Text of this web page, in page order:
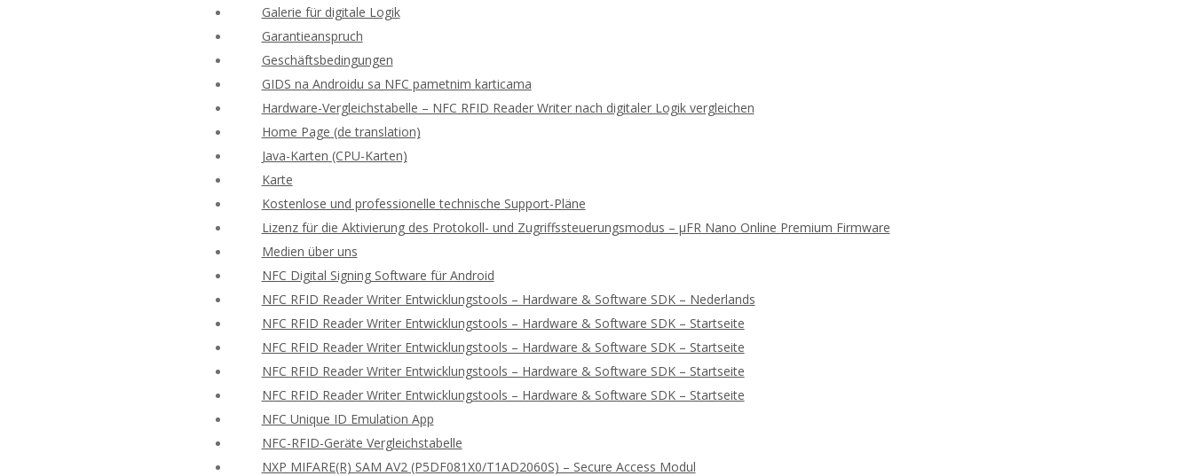
Galerie für digitale Logik
Garantieanspruch
Geschäftsbedingungen
GIDS na Androidu sa NFC pametnim karticama
Hardware-Vergleichstabelle – NFC RFID Reader Writer nach digitaler Logik vergleichen
Home Page (de translation)
Java-Karten (CPU-Karten)
Karte
Kostenlose und professionelle technische Support-Pläne
Lizenz für die Aktivierung des Protokoll- und Zugriffssteuerungsmodus – μFR Nano Online Premium Firmware
Medien über uns
NFC Digital Signing Software für Android
NFC RFID Reader Writer Entwicklungstools – Hardware & Software SDK – Nederlands
NFC RFID Reader Writer Entwicklungstools – Hardware & Software SDK – Startseite
NFC RFID Reader Writer Entwicklungstools – Hardware & Software SDK – Startseite
NFC RFID Reader Writer Entwicklungstools – Hardware & Software SDK – Startseite
NFC RFID Reader Writer Entwicklungstools – Hardware & Software SDK – Startseite
NFC Unique ID Emulation App
NFC-RFID-Geräte Vergleichstabelle
NXP MIFARE(R) SAM AV2 (P5DF081X0/T1AD2060S) – Secure Access Modul